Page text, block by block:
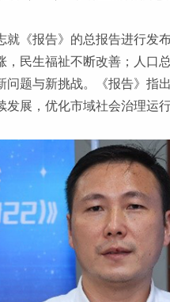
《报告》的总报告进行
民生福祉不断改善；人口
题与新挑战。《报告》指
展，优化市域社会治理运行